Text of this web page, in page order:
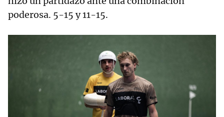
poderosa. 5-15 y 11-15.